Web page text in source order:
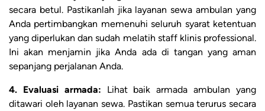
secara betul. Pastikanlah jika layanan sewa ambulan yang
Anda pertimbangkan memenuhi seluruh syarat ketentuan
yang diperlukan dan sudah melatih staff klinis professional.
Ini akan menjamin jika Anda ada di tangan yang aman
sepanjang perjalanan Anda.
4. Evaluasi armada: Lihat baik armada ambulan yang
ditawari oleh layanan sewa. Pastikan semua terurus secara